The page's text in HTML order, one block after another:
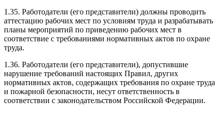
1.35. Работодатели (его представители) должны проводить
аттестацию рабочих мест по условиям труда и разрабатывать
планы мероприятий по приведению рабочих мест в
соответствие с требованиями нормативных актов по охране
труда.
1.36. Работодатели (его представители), допустившие
нарушение требований настоящих Правил, других
нормативных актов, содержащих требования по охране труда
и пожарной безопасности, несут ответственность в
соответствии с законодательством Российской Федерации.